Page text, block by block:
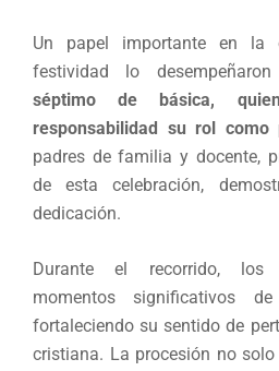
Un papel importante en la
festividad lo desempeñaron
séptimo de básica,
responsabilidad su rol como
padres de familia y docente,
de esta celebración,
dedicación.
Durante el recorrido, los
momentos significativos
fortaleciendo su sentido de
cristiana. La procesión no